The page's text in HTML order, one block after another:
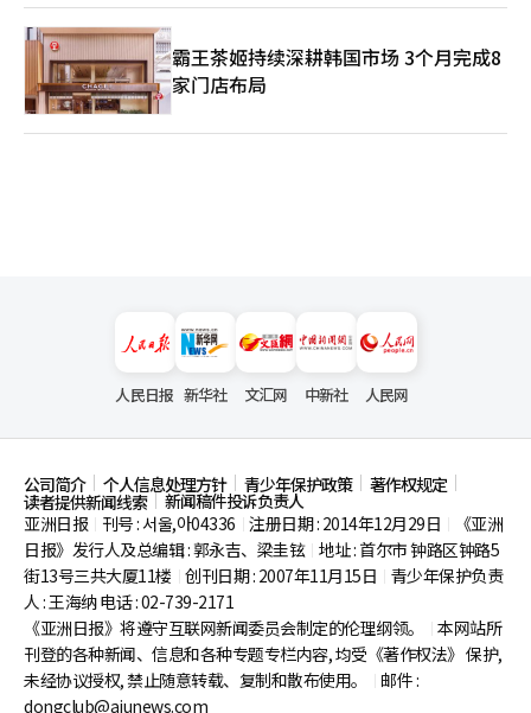
霸王茶姬持续深耕韩国市场 3个月完成8
家门店布局
人民日报 新华社 文汇网 中新社 人民网
公司简介 个人信息处理方针 青少年保护政策 著作权规定
读者提供新闻线索
新闻稿件投诉负责人
亚洲日报
刊号 : 서울,아04336 注册日期 : 2014年12月29日
《亚洲
日报》发行人及总编辑 : 郭永吉、梁圭铉 地址 : 首尔市钟路区钟路5
街13号三共大厦11楼 创刊日期 : 2007年11月15日
青少年保护负责
人 : 王海纳 电话 : 02-739-2171
《亚洲日报》将遵守互联网新闻委员会制定的伦理纲领。
本网站所
刊登的各种新闻、信息和各种专题专栏内容, 均受《著作权法》 保护,
未经协议授权, 禁止随意转载、复制和散布使用。
邮件 :
dongclub@ajunews.com